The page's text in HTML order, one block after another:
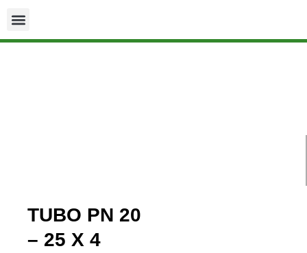
TUBO PN 20
– 25 X 4